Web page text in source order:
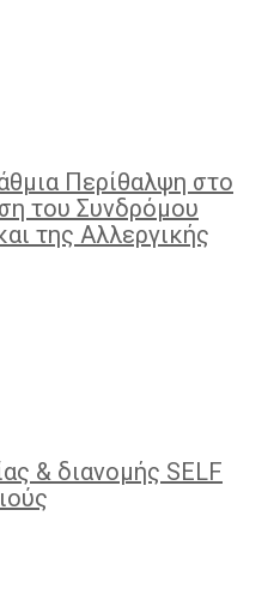
Περίθαλψη στο
του Συνδρόμου
της Αλλεργικής
& διανομής SELF